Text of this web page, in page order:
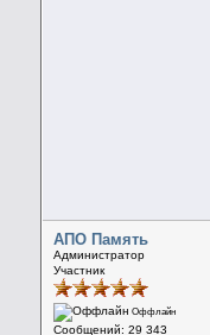
АПО Память
Администратор
Участник
Оффлайн
Сообщений: 29 343